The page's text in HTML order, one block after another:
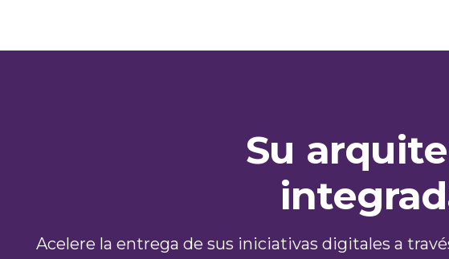
Su
Acelere la entrega de sus iniciativas digitales a